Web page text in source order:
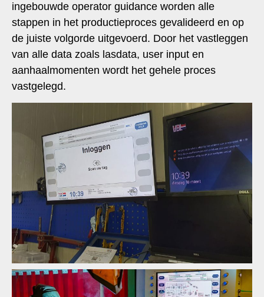
ingebouwde operator guidance worden alle
stappen in het productieproces gevalideerd en op
de juiste volgorde uitgevoerd. Door het vastleggen
van alle data zoals lasdata, user input en
aanhaalmomenten wordt het gehele proces
vastgelegd.